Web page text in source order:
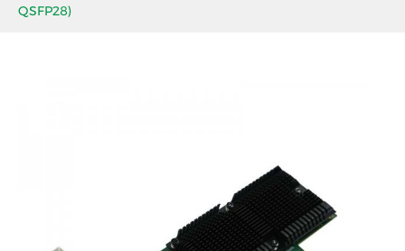
QSFP28)